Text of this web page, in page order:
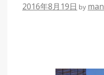
2016年8月19日 by